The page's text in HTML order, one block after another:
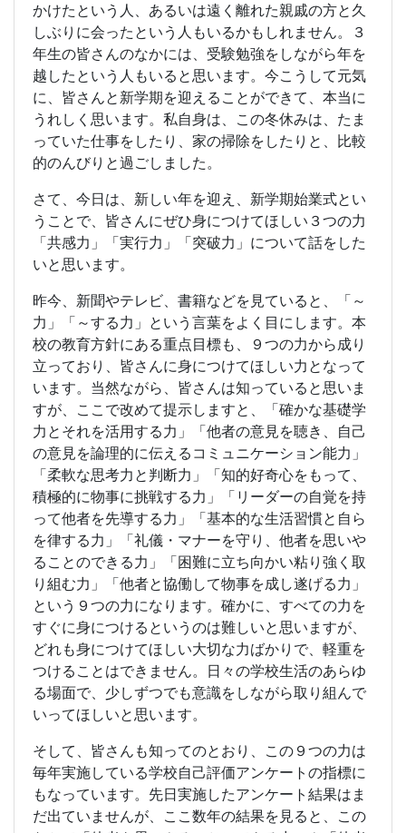
かけたという人、あるいは遠く離れた親戚の方と久
しぶりに会ったという人もいるかもしれません。３
年生の皆さんのなかには、受験勉強をしながら年を
越したという人もいると思います。今こうして元気
に、皆さんと新学期を迎えることができて、本当に
うれしく思います。私自身は、この冬休みは、たま
っていた仕事をしたり、家の掃除をしたりと、比較
的のんびりと過ごしました。
さて、今日は、新しい年を迎え、新学期始業式とい
うことで、皆さんにぜひ身につけてほしい３つの力
「共感力」「実行力」「突破力」について話をした
いと思います。
昨今、新聞やテレビ、書籍などを見ていると、「～
力」「～する力」という言葉をよく目にします。本
校の教育方針にある重点目標も、９つの力から成り
立っており、皆さんに身につけてほしい力となって
います。当然ながら、皆さんは知っていると思いま
すが、ここで改めて提示しますと、「確かな基礎学
力とそれを活用する力」「他者の意見を聴き、自己
の意見を論理的に伝えるコミュニケーション能力」
「柔軟な思考力と判断力」「知的好奇心をもって、
積極的に物事に挑戦する力」「リーダーの自覚を持
って他者を先導する力」「基本的な生活習慣と自ら
を律する力」「礼儀・マナーを守り、他者を思いや
ることのできる力」「困難に立ち向かい粘り強く取
り組む力」「他者と協働して物事を成し遂げる力」
という９つの力になります。確かに、すべての力を
すぐに身につけるというのは難しいと思いますが、
どれも身につけてほしい大切な力ばかりで、軽重を
つけることはできません。日々の学校生活のあらゆ
る場面で、少しずつでも意識をしながら取り組んで
いってほしいと思います。
そして、皆さんも知ってのとおり、この９つの力は
毎年実施している学校自己評価アンケートの指標に
もなっています。先日実施したアンケート結果はま
だ出ていませんが、ここ数年の結果を見ると、この